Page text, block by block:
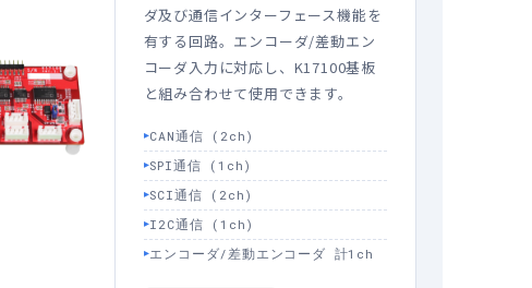
ダ及び通信インターフェース機能を
有する回路。エンコーダ/差動エン
コーダ入力に対応し、K17100基板
と組み合わせて使用できます。
CAN通信 (2ch)
SPI通信 (1ch)
SCI通信 (2ch)
I2C通信 (1ch)
エンコーダ/差動エンコーダ 計1ch